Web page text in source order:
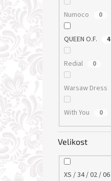
Numoco 0
QUEEN O.F. 4
Redial 0
Warsaw Dress
With You 0
Velikost
XS / 34 / 02 / 06